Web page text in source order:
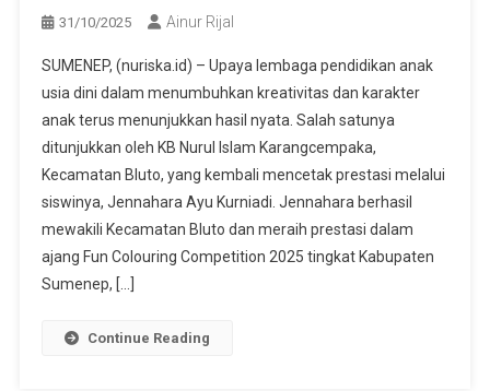
31/10/2025 Ainur Rijal
SUMENEP, (nuriska.id) – Upaya lembaga pendidikan anak
usia dini dalam menumbuhkan kreativitas dan karakter
anak terus menunjukkan hasil nyata. Salah satunya
ditunjukkan oleh KB Nurul Islam Karangcempaka,
Kecamatan Bluto, yang kembali mencetak prestasi melalui
siswinya, Jennahara Ayu Kurniadi. Jennahara berhasil
mewakili Kecamatan Bluto dan meraih prestasi dalam
ajang Fun Colouring Competition 2025 tingkat Kabupaten
Sumenep, […]
Continue Reading